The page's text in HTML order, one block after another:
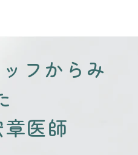
フからみ
医師